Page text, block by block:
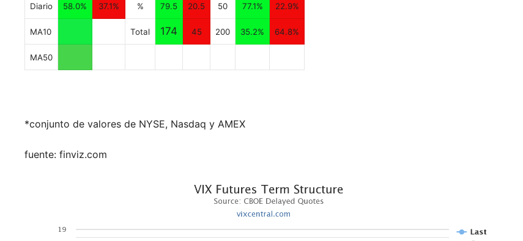
Diario 58.0% 37.1% % 79.5 20.5 50 77.1% 22.9%
MA10 Total 174 45 200 35.2% 64.8%
MA50
*conjunto de valores de NYSE, Nasdaq y AMEX
fuente: finviz.com